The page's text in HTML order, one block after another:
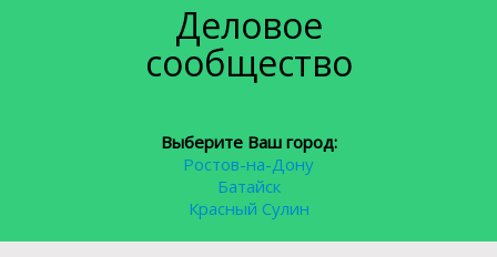
Деловое
сообщество
Выберите Ваш город:
Ростов-на-Дону
Батайск
Красный Сулин